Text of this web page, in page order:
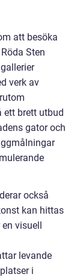
att besöka
Sten
verk av
ett brett utbud
gator och
också
kan hittas
visuell
levande
i